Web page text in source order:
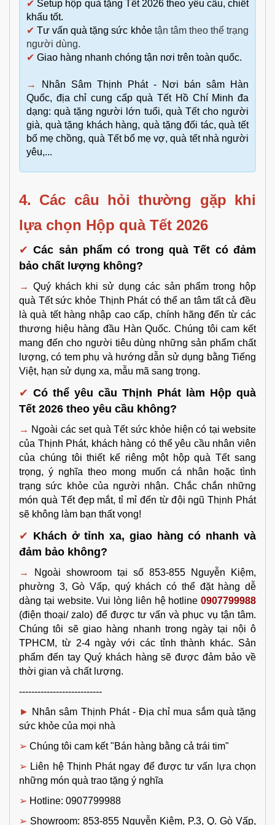
✔ Setup hộp quà tặng Tết 2026 theo yêu cầu, chiết
khấu tốt.
✔Tư vấn quà tặng sức khỏetận tâm theo thể trạng
người dùng.
✔ Giao hàng nhanh chóng tận nơi trên toàn quốc.
→
Nhân Sâm Thịnh Phát - Nơi bán sâm Hàn
Quốc, địa chỉ cung cấp quà Tết Hồ Chí Minh đa
dạng: quà tặng người lớn tuổi, quà Tết cho người
già, quà tặng khách hàng, quà tặng đối tác, quà tết
bố mẹ chồng, quà Tết bố mẹ vợ, quà tết nhà người
yêu,...
4. Các câu hỏi thường gặp khi
lựa chọn Hộp quà Tết 2026
✔ Các sản phẩm có trong quà Tết có đảm
bảo chất lượng không?
→ Quý khách khi sử dụng các sản phẩm trong hộp
quà Tết sức khỏe Thịnh Phát có thể an tâm tất cả đều
là quà tết hàng nhập cao cấp, chính hãng đến từ các
thương hiệu hàng đầu Hàn Quốc. Chúng tôi cam kết
mang đến cho người tiêu dùng những sản phẩm chất
lượng, có tem phụ và hướng dẫn sử dụng bằng Tiếng
Việt, hạn sử dụng xa, mẫu mã sang trọng.
✔ Có thể yêu cầu Thịnh Phát làm Hộp quà
Tết 2026 theo yêu cầu không?
→ Ngoài các set quà Tết sức khỏe hiện có tại website
của Thịnh Phát, khách hàng có thể yêu cầu nhân viên
của chúng tôi thiết kế riêng một hộp quà Tết sang
trọng, ý nghĩa theo mong muốn cá nhân hoặc tình
trạng sức khỏe của người nhận. Chắc chắn những
món quà Tết đẹp mắt, tỉ mỉ đến từ đội ngũ Thịnh Phát
sẽ không làm bạn thất vọng!
✔ Khách ở tỉnh xa, giao hàng có nhanh và
đảm bảo không?
→
Ngoài showroom tại số 853-855 Nguyễn Kiệm,
phường 3, Gò Vấp, quý khách có thể đặt hàng dễ
dàng tại website. Vui lòng liên hệ hotline 0907799988
(điện thoại/ zalo) để được tư vấn và phục vụ tận tâm.
Chúng tôi sẽ giao hàng nhanh trong ngày tại nội ô
TPHCM, từ 2-4 ngày với các tỉnh thành khác. Sản
phẩm đến tay Quý khách hàng sẽ được đảm bảo về
thời gian và chất lượng.
---------------------------
► Nhân sâm Thịnh Phát - Địa chỉ mua sắm quà tặng
sức khỏe của mọi nhà
➢ Chúng tôi cam kết "Bán hàng bằng cả trái tim"
➢ Liên hệ Thịnh Phát ngay để được tư vấn lựa chọn
những món quà trao tặng ý nghĩa
➢ Hotline: 0907799988
➢ Showroom: 853-855 Nguyễn Kiệm, P.3, Q. Gò Vấp,